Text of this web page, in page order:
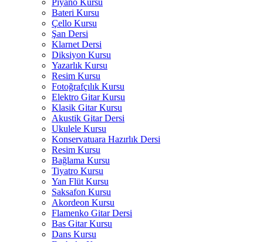
Piyano Kursu
Bateri Kursu
Çello Kursu
Şan Dersi
Klarnet Dersi
Diksiyon Kursu
Yazarlık Kursu
Resim Kursu
Fotoğrafçılık Kursu
Elektro Gitar Kursu
Klasik Gitar Kursu
Akustik Gitar Dersi
Ukulele Kursu
Konservatuara Hazırlık Dersi
Resim Kursu
Bağlama Kursu
Tiyatro Kursu
Yan Flüt Kursu
Saksafon Kursu
Akordeon Kursu
Flamenko Gitar Dersi
Bas Gitar Kursu
Dans Kursu